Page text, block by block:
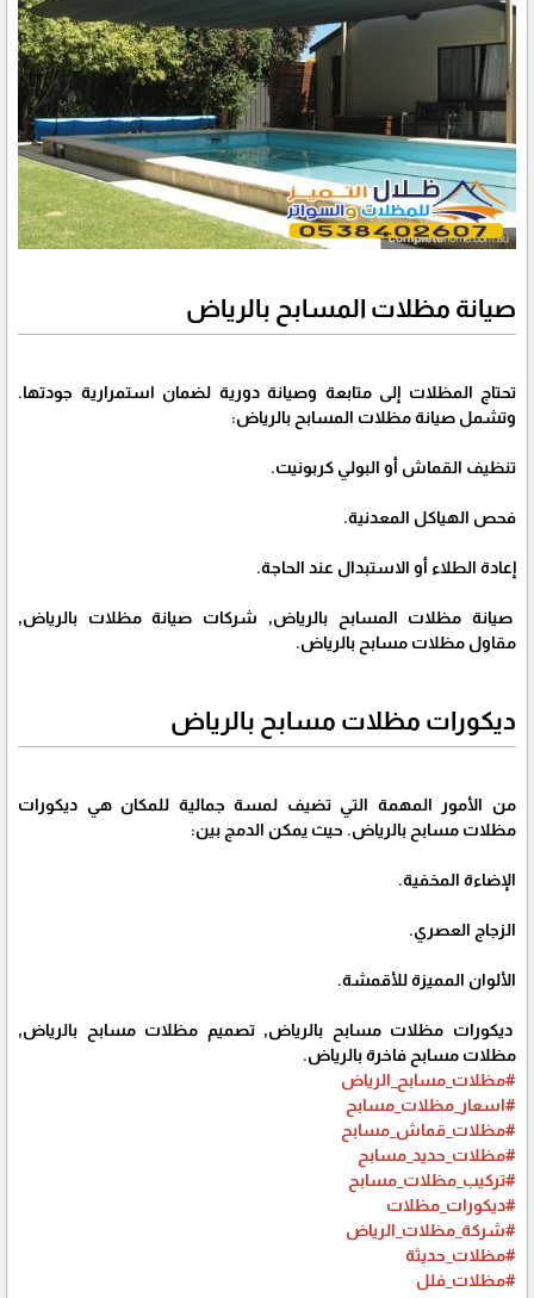
صيانة مظلات المسابح بالرياض
تحتاج المظلات إلى متابعة وصيانة دورية لضمان استمرارية جودتها.
وتشمل صيانة مظلات المسابح بالرياض:
تنظيف القماش أو البولي كربونيت.
فحص الهياكل المعدنية.
إعادة الطلاء أو الاستبدال عند الحاجة.
صيانة مظلات المسابح بالرياض, شركات صيانة مظلات بالرياض,
مقاول مظلات مسابح بالرياض.
ديكورات مظلات مسابح بالرياض
من الأمور المهمة التي تضيف لمسة جمالية للمكان هي ديكورات
مظلات مسابح بالرياض. حيث يمكن الدمج بين:
الإضاءة المخفية.
الزجاج العصري.
الألوان المميزة للأقمشة.
ديكورات مظلات مسابح بالرياض, تصميم مظلات مسابح بالرياض,
مظلات مسابح فاخرة بالرياض.
#مظلات_مسابح_الرياض
#اسعار_مظلات_مسابح
#مظلات_قماش_مسابح
#مظلات_حديد_مسابح
#تركيب_مظلات_مسابح
#ديكورات_مظلات
#شركة_مظلات_الرياض
#مظلات_حديثة
#مظلات_فلل